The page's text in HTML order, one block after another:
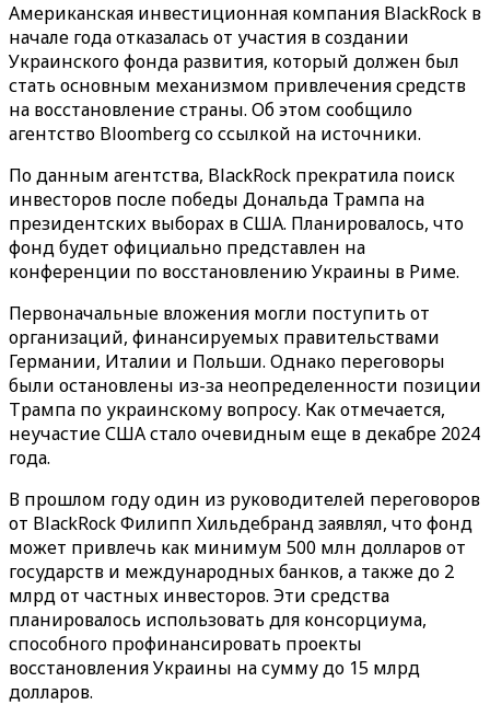
Американская инвестиционная компания BlackRock в
начале года отказалась от участия в создании
Украинского фонда развития, который должен был
стать основным механизмом привлечения средств
на восстановление страны. Об этом сообщило
агентство Bloomberg со ссылкой на источники.
По данным агентства, BlackRock прекратила поиск
инвесторов после победы Дональда Трампа на
президентских выборах в США. Планировалось, что
фонд будет официально представлен на
конференции по восстановлению Украины в Риме.
Первоначальные вложения могли поступить от
организаций, финансируемых правительствами
Германии, Италии и Польши. Однако переговоры
были остановлены из-за неопределенности позиции
Трампа по украинскому вопросу. Как отмечается,
неучастие США стало очевидным еще в декабре 2024
года.
В прошлом году один из руководителей переговоров
от BlackRock Филипп Хильдебранд заявлял, что фонд
может привлечь как минимум 500 млн долларов от
государств и международных банков, а также до 2
млрд от частных инвесторов. Эти средства
планировалось использовать для консорциума,
способного профинансировать проекты
восстановления Украины на сумму до 15 млрд
долларов.